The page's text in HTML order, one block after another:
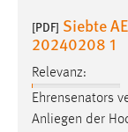
[PDF] Siebte
20240208 1
Relevanz:
Ehrensenators
Anliegen der